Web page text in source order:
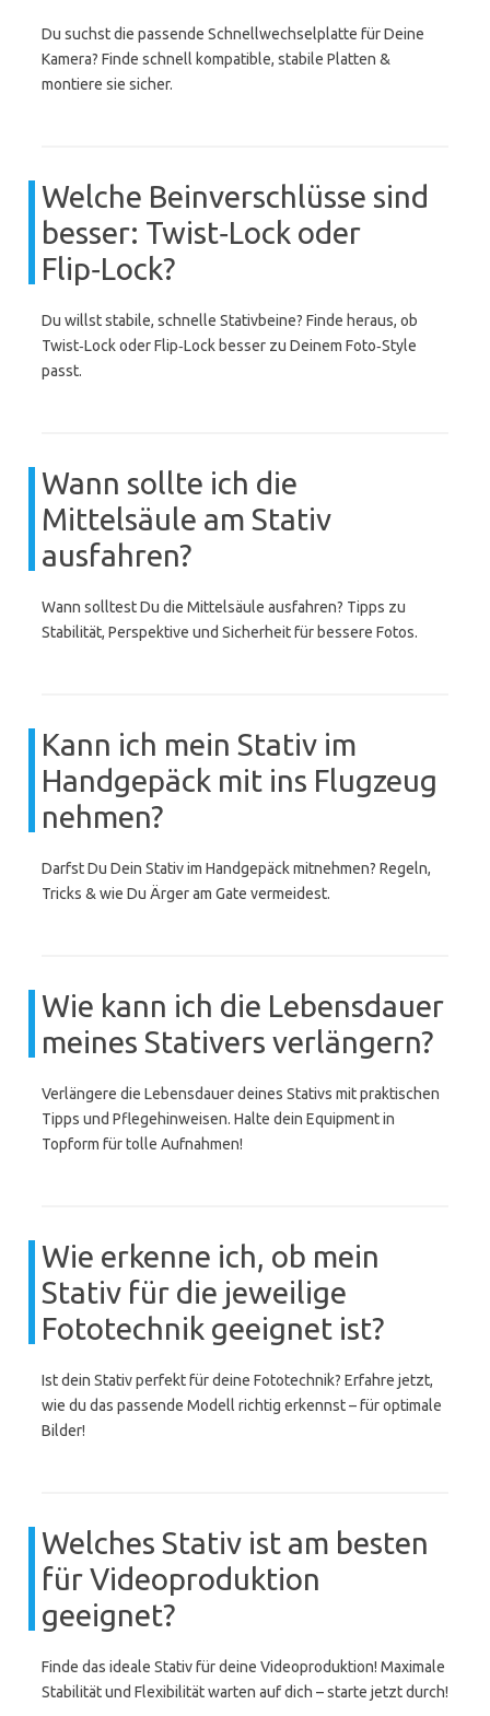
Du suchst die passende Schnellwechselplatte für Deine
Kamera? Finde schnell kompatible, stabile Platten &
montiere sie sicher.
Welche Beinverschlüsse sind
besser: Twist‑Lock oder
Flip‑Lock?
Du willst stabile, schnelle Stativbeine? Finde heraus, ob
Twist‑Lock oder Flip‑Lock besser zu Deinem Foto‑Style
passt.
Wann sollte ich die
Mittelsäule am Stativ
ausfahren?
Wann solltest Du die Mittelsäule ausfahren? Tipps zu
Stabilität, Perspektive und Sicherheit für bessere Fotos.
Kann ich mein Stativ im
Handgepäck mit ins Flugzeug
nehmen?
Darfst Du Dein Stativ im Handgepäck mitnehmen? Regeln,
Tricks & wie Du Ärger am Gate vermeidest.
Wie kann ich die Lebensdauer
meines Stativers verlängern?
Verlängere die Lebensdauer deines Stativs mit praktischen
Tipps und Pflegehinweisen. Halte dein Equipment in
Topform für tolle Aufnahmen!
Wie erkenne ich, ob mein
Stativ für die jeweilige
Fototechnik geeignet ist?
Ist dein Stativ perfekt für deine Fototechnik? Erfahre jetzt,
wie du das passende Modell richtig erkennst – für optimale
Bilder!
Welches Stativ ist am besten
für Videoproduktion
geeignet?
Finde das ideale Stativ für deine Videoproduktion! Maximale
Stabilität und Flexibilität warten auf dich – starte jetzt durch!